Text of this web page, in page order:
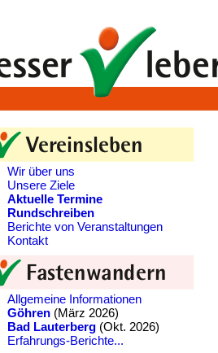
Wir über uns
Unsere Ziele
Aktuelle Termine
Rundschreiben
Berichte von Veranstaltungen
Kontakt
Allgemeine Informationen
Göhren (März 2026)
Bad Lauterberg (Okt. 2026)
Erfahrungs-Berichte...